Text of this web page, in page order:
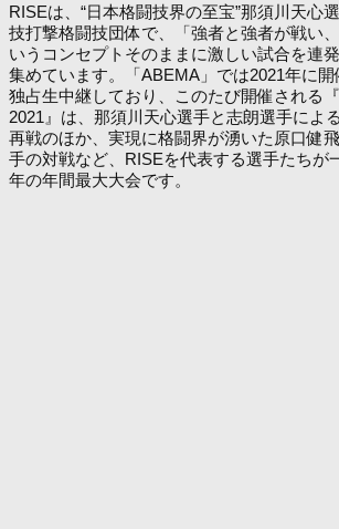
RISEは、“日本格闘技界の至宝”那須川天心
技打撃格闘技団体で、「強者と強者が戦い
いうコンセプトそのままに激しい試合を連
集めています。「ABEMA」では2021年に
独占生中継しており、このたび開催される
2021』は、那須川天心選手と志朗選手によ
再戦のほか、実現に格闘界が湧いた原口健
手の対戦など、RISEを代表する選手たちが
年の年間最大大会です。